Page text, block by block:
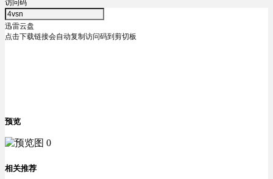
访问码
迅雷云盘
点击下载链接会自动复制访问码到剪切板
预览
相关推荐